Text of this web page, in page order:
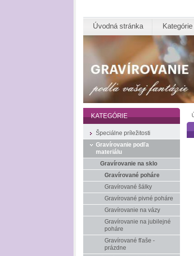
Úvodná stránka
KATEGÓRIE
Špeciálne príležitosti
Gravírovanie podľa
materiálu
Gravírovanie na sklo
Gravírované poháre
Gravírované šálky
Gravírované pivné poháre
Gravírovanie na vázy
Gravírovanie na jubilejné
poháre
Gravírované fľaše -
prázdne